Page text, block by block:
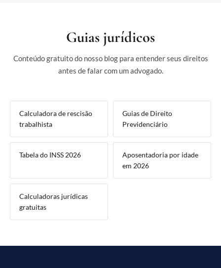
Guias jurídicos
Conteúdo gratuito do nosso blog para entender seus direitos
antes de falar com um advogado.
Calculadora de rescisão
trabalhista
Guias de Direito
Previdenciário
Tabela do INSS 2026
Aposentadoria por idade
em 2026
Calculadoras jurídicas
gratuitas